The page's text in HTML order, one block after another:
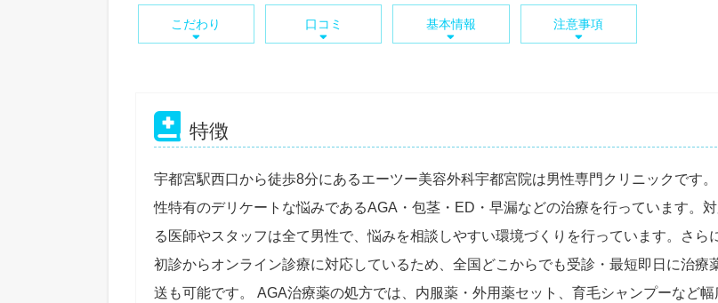
こだわり 口コミ 基本情報 注意事項
特徴
宇都宮駅西口から徒歩8分にあるエーツー美容外科宇都宮院は男性専門クリニックです。
性特有のデリケートな悩みであるAGA・包茎・ED・早漏などの治療を行っています。
る医師やスタッフは全て男性で、悩みを相談しやすい環境づくりを行っています。さら
初診からオンライン診療に対応しているため、全国どこからでも受診・最短即日に治療
送も可能です。 AGA治療薬の処方では、内服薬・外用薬セット、育毛シャンプーなど幅